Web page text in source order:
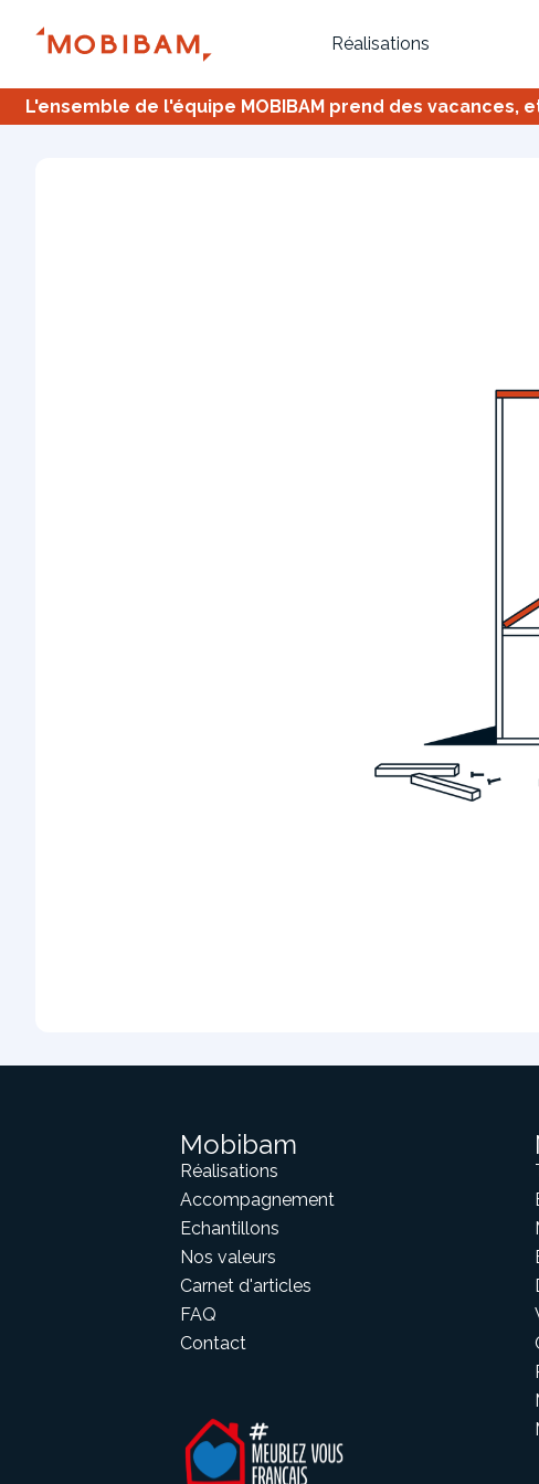
Réalisations
L'ensemble de l'équipe MOBIBAM prend des
Mobibam
Réalisations
Accompagnement
Echantillons
Nos valeurs
Carnet d'articles
FAQ
Contact